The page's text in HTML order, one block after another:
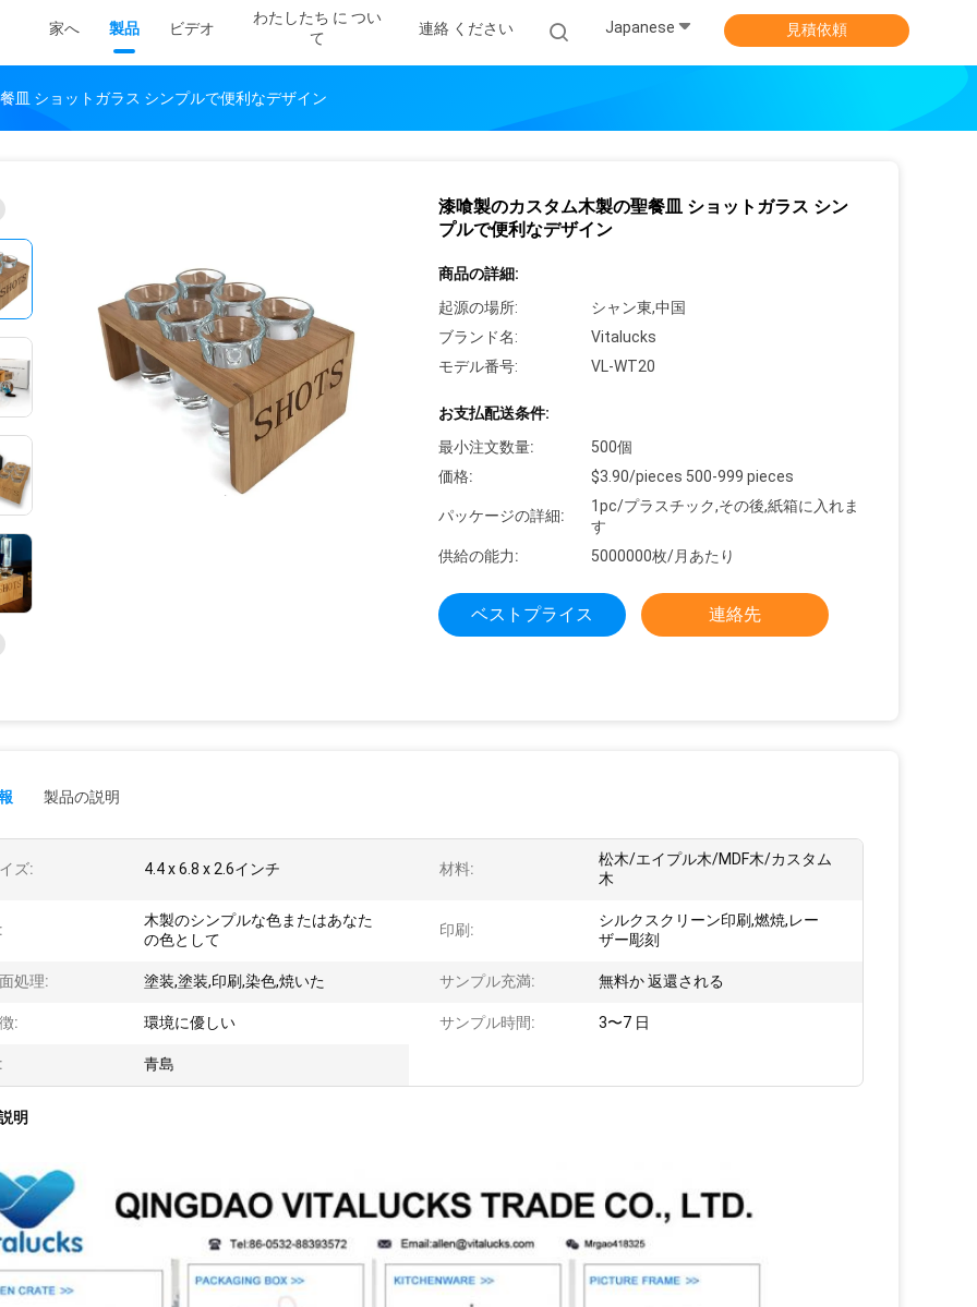
家へ 製品 ビデオ
わたしたち に つい
て
連絡 ください Japanese 見積依頼
皿 ショットガラス シンプルで便利なデザイン
漆喰製のカスタム木製の聖餐皿 ショットガラス シン
プルで便利なデザイン
商品の詳細:
起源の場所:
シャン東,中国
ブランド名:
Vitalucks
モデル番号:
VL-WT20
お支払配送条件:
最小注文数量:
500個
価格:
$3.90/pieces 500-999 pieces
パッケージの詳細:
1pc/プラスチック,その後,紙箱に入れま
す
供給の能力:
5000000枚/月あたり
ベストプライス 連絡先
製品の説明
ズ: 4.4 x 6.8 x 2.6インチ 材料:
松木/エイプル木/MDF木/カスタム
木
木製のシンプルな色またはあなた
の色として
印刷:
シルクスクリーン印刷,燃焼,レー
ザー彫刻
処理: 塗装,塗装,印刷,染色,焼いた サンプル充満: 無料か 返還される
: 環境に優しい サンプル時間: 3〜7 日
青島
明